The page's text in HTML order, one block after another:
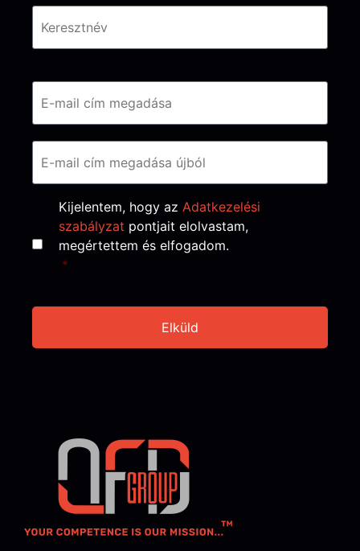
Email *
Consent *
Kijelentem, hogy az Adatkezelési
szabályzat pontjait elolvastam,
megértettem és elfogadom.
*